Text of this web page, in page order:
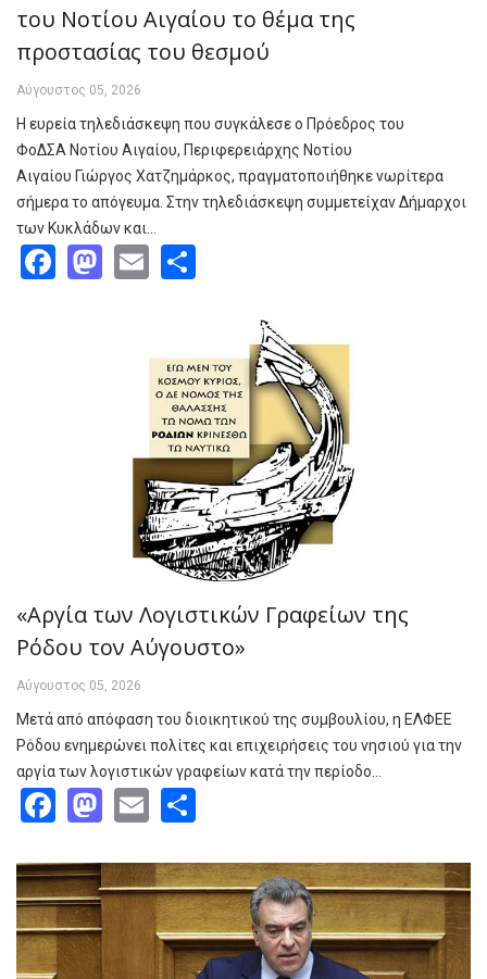
του Νοτίου Αιγαίου το θέμα της
προστασίας του θεσμού
Αύγουστος 05, 2026
Η ευρεία τηλεδιάσκεψη που συγκάλεσε ο Πρόεδρος του
ΦοΔΣΑ Νοτίου Αιγαίου, Περιφερειάρχης Νοτίου
Αιγαίου Γιώργος Χατζημάρκος, πραγματοποιήθηκε νωρίτερα
σήμερα το απόγευμα. Στην τηλεδιάσκεψη συμμετείχαν Δήμαρχοι
των Κυκλάδων και…
Facebook
Mastodon
Email
«Αργία των Λογιστικών Γραφείων της
Ρόδου τον Αύγουστο»
Αύγουστος 05, 2026
Μετά από απόφαση του διοικητικού της συμβουλίου, η ΕΛΦΕΕ
Ρόδου ενημερώνει πολίτες και επιχειρήσεις του νησιού για την
αργία των λογιστικών γραφείων κατά την περίοδο…
Facebook
Mastodon
Email